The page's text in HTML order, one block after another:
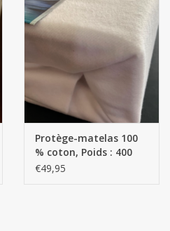
Protège-matelas 100
% coton, Poids : 400
g/m²
€49,95